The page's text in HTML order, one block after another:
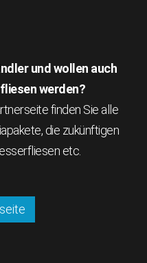
und wollen auch
werden?
finden Sie alle
die zukünftigen
etc.